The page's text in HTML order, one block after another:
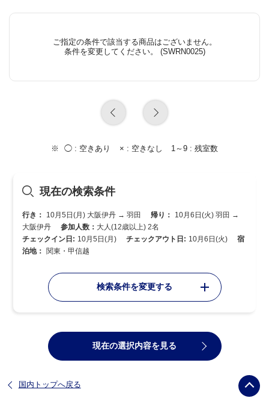
ご指定の条件で該当する商品はございません。
条件を変更してください。 (SWRN0025)
◯ : 空きあり × : 空きなし 1～9 : 残室数
現在の検索条件
行き： 10月5日(月) 大阪伊丹 → 羽田 帰り：
10月6日(火) 羽田 →
大阪伊丹
参加人数： 大人(12歳以上) 2名
チェックイン日: 10月5日(月) チェックアウト日: 10月6日(火)
宿
泊地： 関東・甲信越
検索条件を変更する
現在の選択内容を見る
国内トップへ戻る